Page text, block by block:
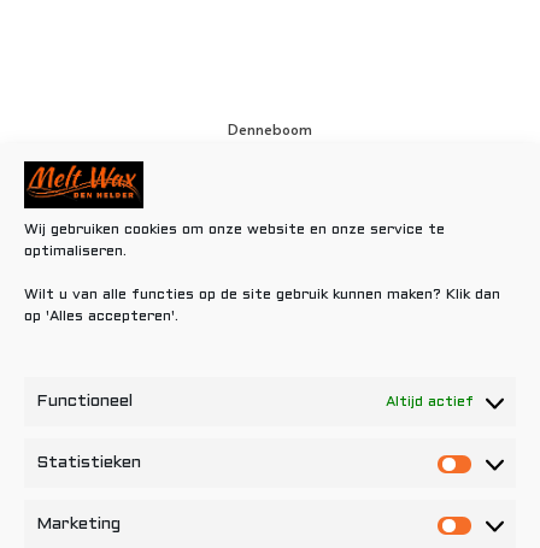
Wij gebruiken cookies om onze website en onze service te
optimaliseren.
Wilt u van alle functies op de site gebruik kunnen maken? Klik dan
op 'Alles accepteren'.
Functioneel Altijd actief
Statistieken
Marketing
Denneboom